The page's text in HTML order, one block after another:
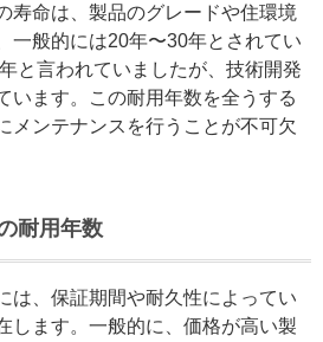
寿命は、製品のグレードや住環境
一般的には20年〜30年とされてい
と言われていましたが、技術開発
います。この耐用年数を全うする
メンテナンスを行うことが不可欠
耐用年数
は、保証期間や耐久性によってい
します。一般的に、価格が高い製